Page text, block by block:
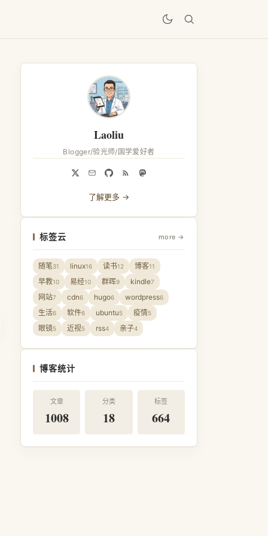
Laoliu
Blogger/验光师/国学爱好者
了解更多 →
标签云 more →
随笔31 linux16 读书12 博客11
早教10 易经10 群晖9 kindle7
网站7 cdn6 hugo6 wordpress6
生活6 软件6 ubuntu5 疫情5
眼镜5 近视5 rss4 亲子4
博客统计
文章
1008
分类
18
标签
664